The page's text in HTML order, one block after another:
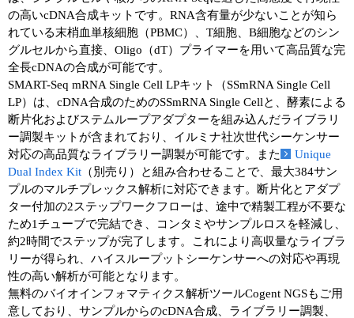
の高いcDNA合成キットです。RNA含有量が少ないことが知ら
れている末梢血単核細胞（PBMC）、T細胞、B細胞などのシン
グルセルから直接、Oligo（dT）プライマーを用いて高品質な完
全長cDNAの合成が可能です。
SMART-Seq mRNA Single Cell LPキット（SSmRNA Single Cell
LP）は、cDNA合成のためのSSmRNA Single Cellと、酵素による
断片化およびステムループアダプターを組み込んだライブラリ
ー調製キットが含まれており、イルミナ社次世代シーケンサー
対応の高品質なライブラリー調製が可能です。また
Unique
Dual Index Kit （別売り）と組み合わせることで、最大384サン
プルのマルチプレックス解析に対応できます。断片化とアダプ
ター付加の2ステップワークフローは、途中で精製工程が不要な
ため1チューブで完結でき、コンタミやサンプルロスを軽減し、
約2時間でステップが完了します。これにより高収量なライブラ
リーが得られ、ハイスループットシーケンサーへの対応や再現
性の高い解析が可能となります。
無料のバイオインフォマティクス解析ツールCogent NGSもご用
意しており、サンプルからのcDNA合成、ライブラリー調製、